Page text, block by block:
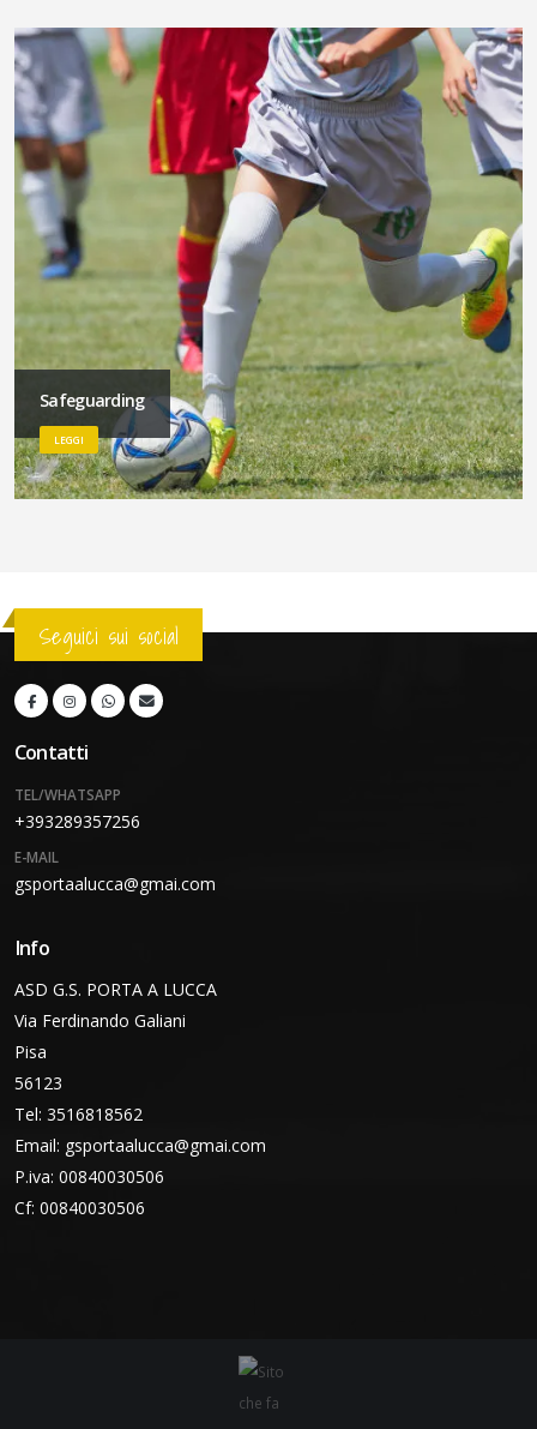
Safeguarding
LEGGI
Seguici sui social
Contatti
TEL/WHATSAPP
+393289357256
E-MAIL
gsportaalucca@gmai.com
Info
ASD G.S. PORTA A LUCCA
Via Ferdinando Galiani
Pisa
56123
Tel: 3516818562
Email: gsportaalucca@gmai.com
P.iva: 00840030506
Cf: 00840030506